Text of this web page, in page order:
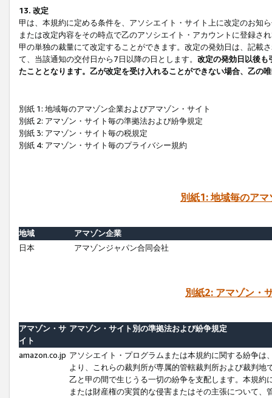
13. 改定
甲は、本規約に定める条件を、アソシエイト・サイト上に改定のお知
または改定内容をその時点で乙のアソシエイト・アカウントに登録さ
甲の単独の裁量にて改定することができます。改定の発効日は、記載
て、当該通知の交付日から7日以降の日とします。 改定の発効日以後も
たこととなります。乙が改定を受け入れることができない場合、乙の
別紙 1: 地域毎のアマゾン企業およびアマゾン・サイト
別紙 2: アマゾン・サイト毎の準拠法および紛争規定
別紙 3: アマゾン・サイト毎の税規定
別紙 4: アマゾン・サイト毎のプライバシー規約
別紙1: 地域毎のア
地域
アマゾン企業
日本
アマゾンジャパン合同会社
別紙2: アマゾン・
アマゾン・サ
イト
アマゾン・サイト別の準拠法および紛争規定
amazon.co.jp アソシエイト・プログラムまたは本規約に関する紛争
より、これらの裁判所が専属的管轄裁判所および裁判
乙と甲の間で生じうる一切の紛争を支配します。本規
または財産権の実質的な侵害またはその主張について